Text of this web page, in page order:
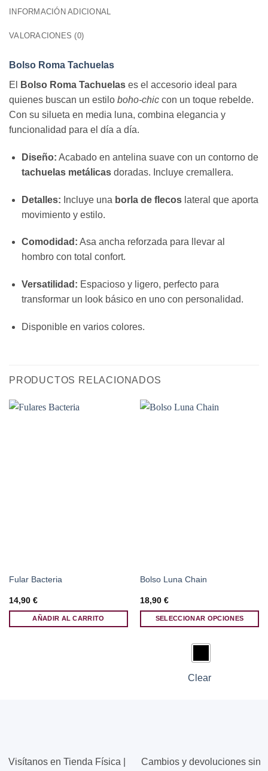
INFORMACIÓN ADICIONAL
VALORACIONES (0)
Bolso Roma Tachuelas
El
Bolso Roma Tachuelas es el accesorio ideal para
quienes buscan un estilo boho-chic con un toque rebelde.
Con su silueta en media luna, combina elegancia y
funcionalidad para el día a día.
Diseño: Acabado en antelina suave con un contorno de
tachuelas metálicasdoradas. Incluye cremallera.
Detalles: Incluye una borla de flecoslateral que aporta
movimiento y estilo.
Comodidad: Asa ancha reforzada para llevar al
hombro con total confort.
Versatilidad: Espacioso y ligero, perfecto para
transformar un look básico en uno con personalidad.
Disponible en varios colores.
PRODUCTOS RELACIONADOS
Fular Bacteria
14,90 €
AÑADIR AL CARRITO
Bolso Luna Chain
18,90 €
SELECCIONAR OPCIONES
en
Clear
Visítanos en Tienda Física |
Cambios y devoluciones sin